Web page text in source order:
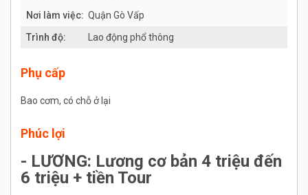
Nơi làm việc: Quận Gò Vấp
Trình độ:
Lao động phổ thông
Phụ cấp
Bao cơm, có chỗ ở lại
Phúc lợi
- LƯƠNG: Lương cơ bản 4 triệu đến
6 triệu + tiền Tour